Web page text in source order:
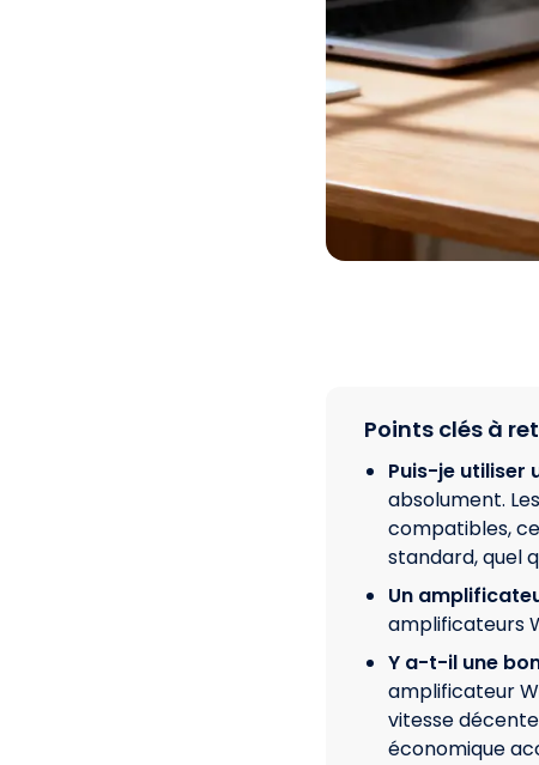
Points clés à
Puis-je utiliser
absolument.
compatibles,
standard, quel
Un
amplificateurs
Y a-t-il une
amplificateur
vitesse
économique